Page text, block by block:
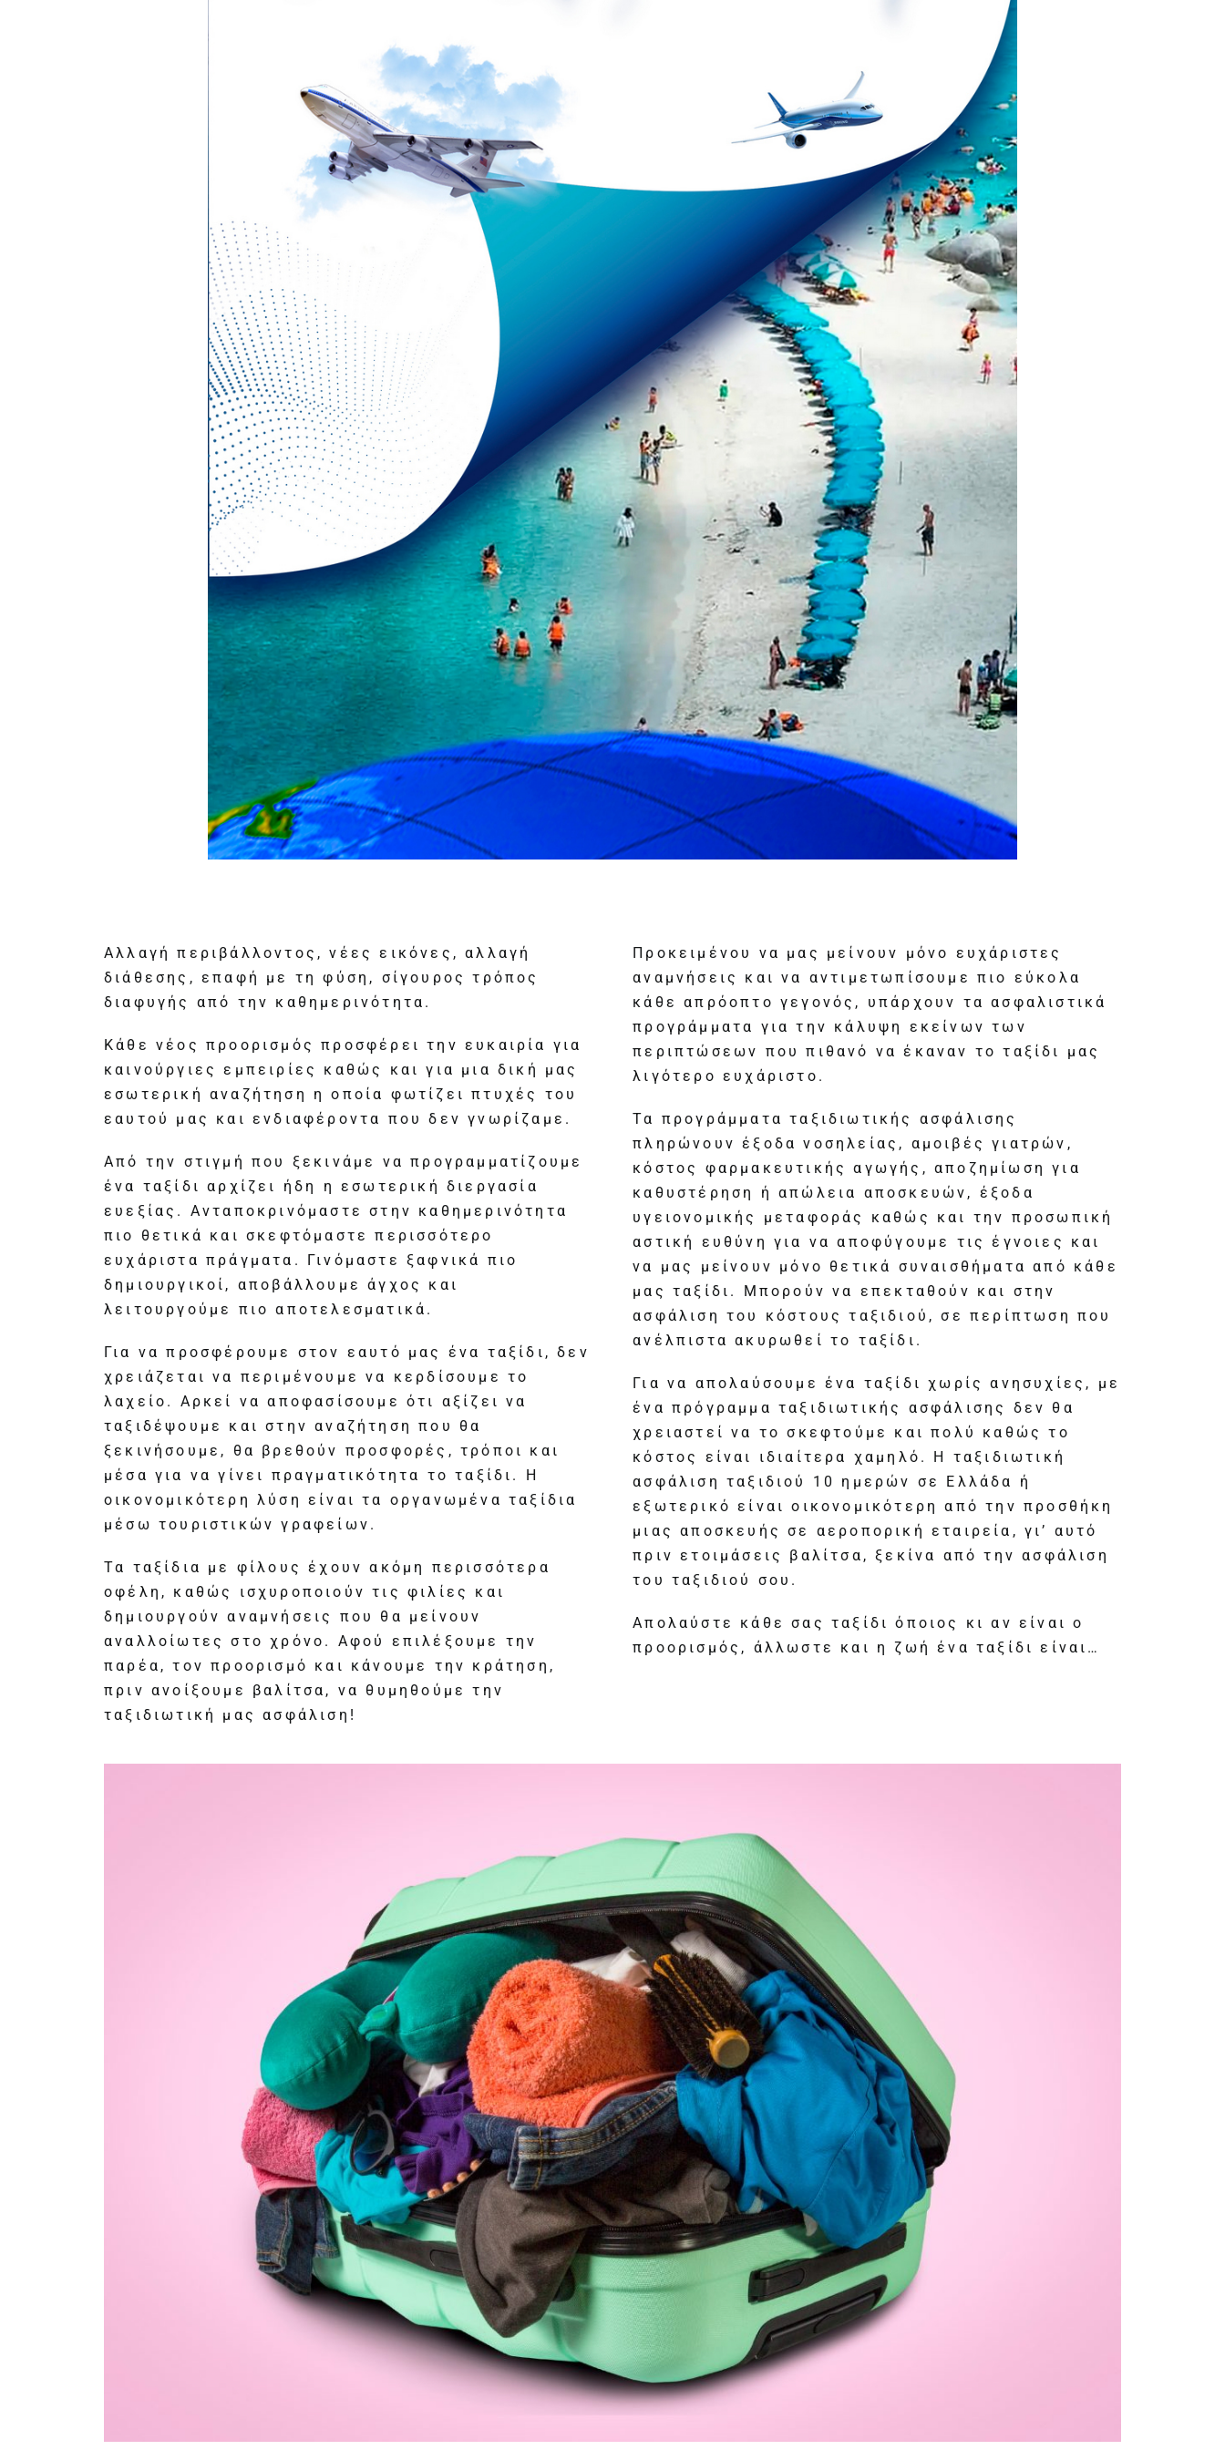
Αλλαγή περιβάλλοντος, νέες εικόνες, αλλαγή
διάθεσης, επαφή με τη φύση, σίγουρος τρόπος
διαφυγής από την καθημερινότητα.
Κάθε νέος προορισμός προσφέρει την ευκαιρία για
καινούργιες εμπειρίες καθώς και για μια δική μας
εσωτερική αναζήτηση η οποία φωτίζει πτυχές του
εαυτού μας και ενδιαφέροντα που δεν γνωρίζαμε.
Από την στιγμή που ξεκινάμε να προγραμματίζουμε
ένα ταξίδι αρχίζει ήδη η εσωτερική διεργασία
ευεξίας. Ανταποκρινόμαστε στην καθημερινότητα
πιο θετικά και σκεφτόμαστε περισσότερο
ευχάριστα πράγματα. Γινόμαστε ξαφνικά πιο
δημιουργικοί, αποβάλλουμε άγχος και
λειτουργούμε πιο αποτελεσματικά.
Για να προσφέρουμε στον εαυτό μας ένα ταξίδι, δεν
χρειάζεται να περιμένουμε να κερδίσουμε το
λαχείο. Αρκεί να αποφασίσουμε ότι αξίζει να
ταξιδέψουμε και στην αναζήτηση που θα
ξεκινήσουμε, θα βρεθούν προσφορές, τρόποι και
μέσα για να γίνει πραγματικότητα το ταξίδι. Η
οικονομικότερη λύση είναι τα οργανωμένα ταξίδια
μέσω τουριστικών γραφείων.
Τα ταξίδια με φίλους έχουν ακόμη περισσότερα
οφέλη, καθώς ισχυροποιούν τις φιλίες και
δημιουργούν αναμνήσεις που θα μείνουν
αναλλοίωτες στο χρόνο. Αφού επιλέξουμε την
παρέα, τον προορισμό και κάνουμε την κράτηση,
πριν ανοίξουμε βαλίτσα, να θυμηθούμε την
ταξιδιωτική μας ασφάλιση!
Προκειμένου να μας μείνουν μόνο ευχάριστες
αναμνήσεις και να αντιμετωπίσουμε πιο εύκολα
κάθε απρόοπτο γεγονός, υπάρχουν τα ασφαλιστικά
προγράμματα για την κάλυψη εκείνων των
περιπτώσεων που πιθανό να έκαναν το ταξίδι μας
λιγότερο ευχάριστο.
Τα προγράμματα ταξιδιωτικής ασφάλισης
πληρώνουν έξοδα νοσηλείας, αμοιβές γιατρών,
κόστος φαρμακευτικής αγωγής, αποζημίωση για
καθυστέρηση ή απώλεια αποσκευών, έξοδα
υγειονομικής μεταφοράς καθώς και την προσωπική
αστική ευθύνη για να αποφύγουμε τις έγνοιες και
να μας μείνουν μόνο θετικά συναισθήματα από κάθε
μας ταξίδι. Μπορούν να επεκταθούν και στην
ασφάλιση του κόστους ταξιδιού, σε περίπτωση που
ανέλπιστα ακυρωθεί το ταξίδι.
Για να απολαύσουμε ένα ταξίδι χωρίς ανησυχίες, με
ένα πρόγραμμα ταξιδιωτικής ασφάλισης δεν θα
χρειαστεί να το σκεφτούμε και πολύ καθώς το
κόστος είναι ιδιαίτερα χαμηλό. Η ταξιδιωτική
ασφάλιση ταξιδιού 10 ημερών σε Ελλάδα ή
εξωτερικό είναι οικονομικότερη από την προσθήκη
μιας αποσκευής σε αεροπορική εταιρεία, γι’ αυτό
πριν ετοιμάσεις βαλίτσα, ξεκίνα από την ασφάλιση
του ταξιδιού σου.
Απολαύστε κάθε σας ταξίδι όποιος κι αν είναι ο
προορισμός, άλλωστε και η ζωή ένα ταξίδι είναι…